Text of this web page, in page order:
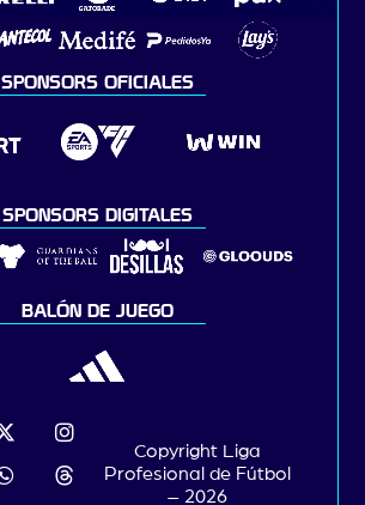
SPONSORS OFICIALES
SPONSORS DIGITALES
BALÓN DE JUEGO
Copyright Liga
Profesional de Fútbol
– 2026